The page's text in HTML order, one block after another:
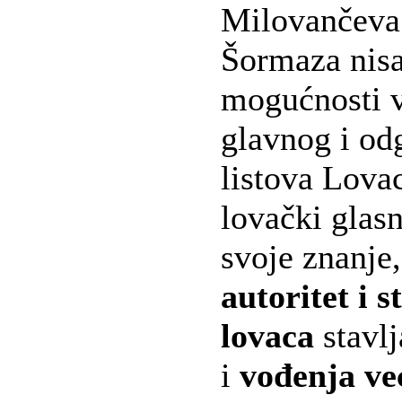
Šormaza
mogućnosti
glavnog i
listova
lovački
svoje znanje,
autoritet i
lovaca
i vođenja